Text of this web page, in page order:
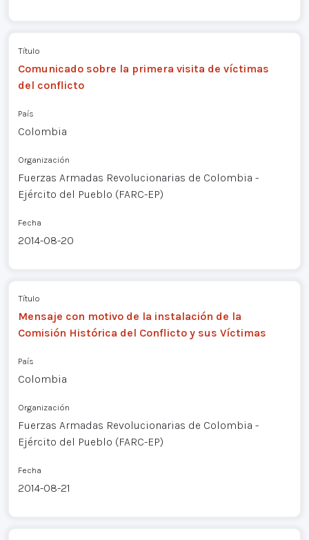
Título
Comunicado sobre la primera visita de víctimas
del conflicto
País
Colombia
Organización
Fuerzas Armadas Revolucionarias de Colombia -
Ejército del Pueblo (FARC-EP)
Fecha
2014-08-20
Título
Mensaje con motivo de la instalación de la
Comisión Histórica del Conflicto y sus Víctimas
País
Colombia
Organización
Fuerzas Armadas Revolucionarias de Colombia -
Ejército del Pueblo (FARC-EP)
Fecha
2014-08-21